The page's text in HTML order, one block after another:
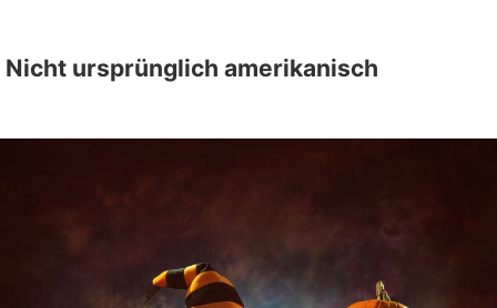
Nicht ursprünglich amerikanisch